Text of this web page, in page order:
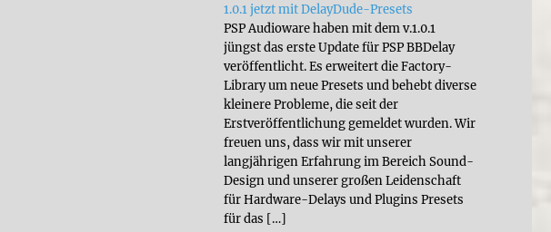
1.0.1 jetzt mit DelayDude-Presets
PSP Audioware haben mit dem v.1.0.1
jüngst das erste Update für PSP BBDelay
veröffentlicht. Es erweitert die Factory-
Library um neue Presets und behebt diverse
kleinere Probleme, die seit der
Erstveröffentlichung gemeldet wurden. Wir
freuen uns, dass wir mit unserer
langjährigen Erfahrung im Bereich Sound-
Design und unserer großen Leidenschaft
für Hardware-Delays und Plugins Presets
für das […]